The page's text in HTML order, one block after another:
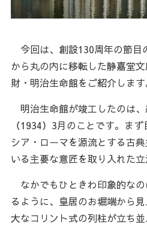
今回は、創設130周年の節目
から丸の内に移転した静嘉堂
財・明治生命館をご紹介します
明治生命館が竣工したのは
（1934）3月のことです。ま
シア・ローマを源流とする古
いる主要な意匠を取り入れた立
なかでもひときわ印象的な
るように、皇居のお堀端から
大なコリント式の列柱が立ち